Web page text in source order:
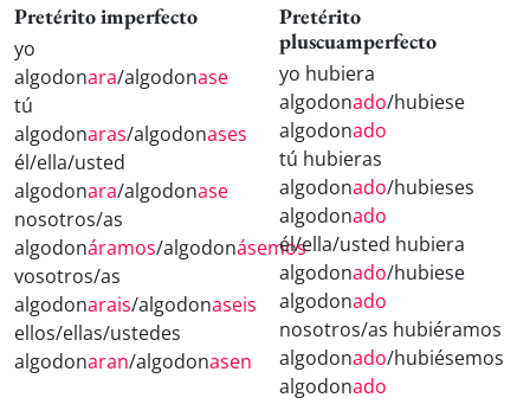
Pretérito imperfecto
yo
algodonara/algodonase
tú
algodonaras/algodonases
él/ella/usted
algodonara/algodonase
nosotros/as
algodonáramos/algodonásemos
vosotros/as
algodonarais/algodonaseis
ellos/ellas/ustedes
algodonaran/algodonasen
Pretérito
pluscuamperfecto
yo hubiera
algodonado/hubiese
algodonado
tú hubieras
algodonado/hubieses
algodonado
él/ella/usted hubiera
algodonado/hubiese
algodonado
nosotros/as hubiéramos
algodonado/hubiésemos
algodonado